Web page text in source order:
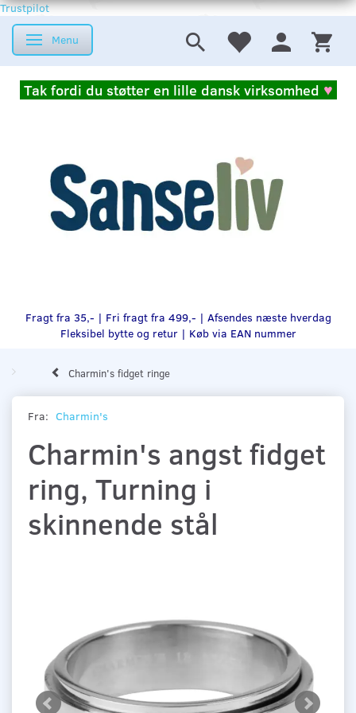
Trustpilot
Skifte navigation
Menu
Tak fordi du støtter en lille dansk virksomhed ♥
Fragt fra 35,- | Fri fragt fra 499,- | Afsendes næste hverdag
Fleksibel bytte og retur | Køb via EAN nummer
Charmin's fidget ringe
Fra: Charmin's
Charmin's angst fidget
ring, Turning i
skinnende stål